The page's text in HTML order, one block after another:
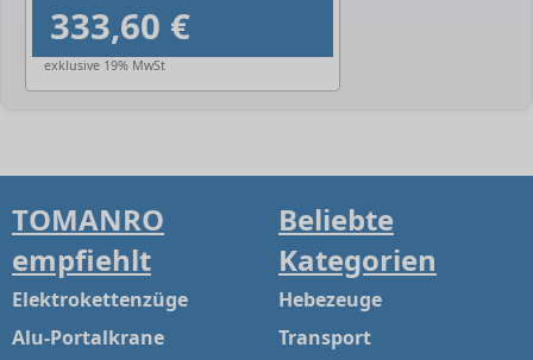
333,60 €
exklusive 19% MwSt
TOMANRO
empfiehlt
Elektrokettenzüge
Alu-Portalkrane
Beliebte
Kategorien
Hebezeuge
Transport